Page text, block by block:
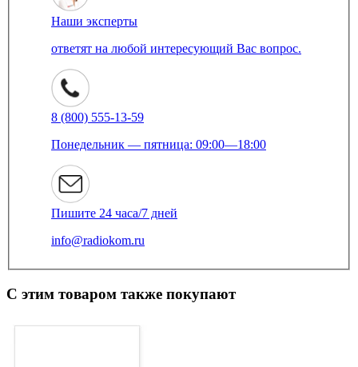
Наши эксперты
ответят на любой интересующий Вас вопрос.
8 (800) 555-13-59
Понедельник — пятница: 09:00—18:00
Пишите 24 часа/7 дней
info@radiokom.ru
С этим товаром также покупают